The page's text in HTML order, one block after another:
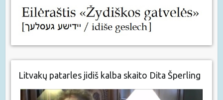
Litvakų patarles jidiš kalba skaito Dita Šperling